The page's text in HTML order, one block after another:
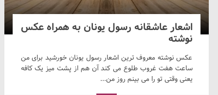
اشعار عاشقانه رسول یونان به همراه عکس
نوشته
عکس نوشته معروف ترین اشعار رسول یونان خورشید برای من
ساعت هفت غروب طلوع می کند آن هم از پشت میز یک کافه
یعنی وقتی تو را می بینم روز من...